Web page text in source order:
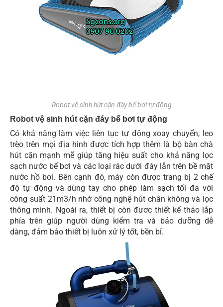
Robot vệ sinh hút cặn đáy bể bơi tự động
Robot vệ sinh hút cặn đáy bể bơi tự động
Có khả năng làm việc liên tục tự động xoay chuyển, leo
trèo trên mọi địa hình được tích hợp thêm là bộ bàn chà
hút cặn mạnh mẽ giúp tăng hiệu suất cho khả năng lọc
sạch nước bể bơi và các loại rác dưới đáy lẫn trên bề mặt
nước hồ bơi. Bên cạnh đó, máy còn được trang bị 2 chế
độ tự động và dùng tay cho phép làm sạch tối đa với
công suất 21m3/h nhờ công nghệ hút chân không và lọc
thông minh. Ngoài ra, thiết bị còn đươc thiết kế tháo lắp
phía trên giúp người dùng kiểm tra và bảo dưỡng dễ
dàng, đảm bảo thiết bị luôn xử lý tốt, bền bỉ.